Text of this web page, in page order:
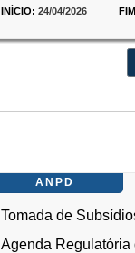
INÍCIO: 24/04/2026
ANPD
Tomada de
Agenda Regulatória